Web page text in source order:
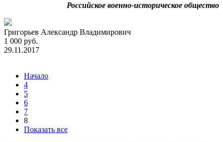
Российское военно-историческое общество
Григорьев Александр Владимирович
1 000 руб.
29.11.2017
Начало
4
5
6
7
8
Показать все